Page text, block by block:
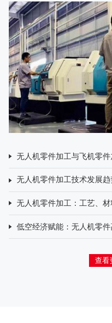
无人机零件加工与飞机零
无人机零件加工技术发展
无人机零件加工：工艺、
低空经济赋能：无人机零
查看